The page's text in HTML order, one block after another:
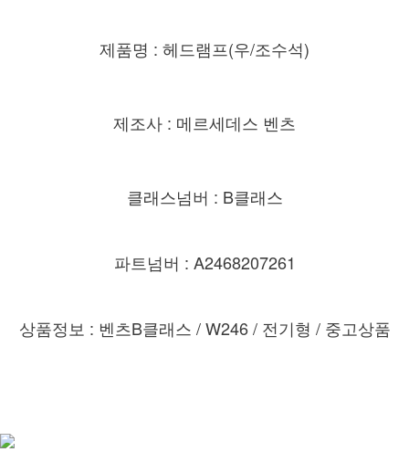
제품명 : 헤드램프(우/조수석)
제조사 : 메르세데스 벤츠
클래스넘버 : B클래스
파트넘버 : A2468207261
상품정보 : 벤츠B클래스 / W246 / 전기형 / 중고상품